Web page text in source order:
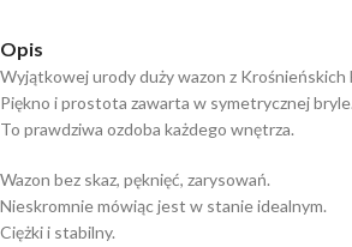
Opis
Wyjątkowej urody duży wazon z Krośnieńskich
Piękno i prostota zawarta w symetrycznej bryle.
To prawdziwa ozdoba każdego wnętrza.
Wazon bez skaz, pęknięć, zarysowań.
Nieskromnie mówiąc jest w stanie idealnym.
Ciężki i stabilny.